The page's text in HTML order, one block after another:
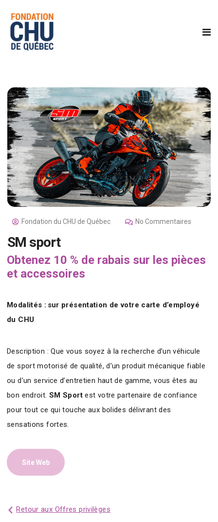
Fondation du CHU de Québec No Commentaires
SM sport
Obtenez 10 % de rabais sur les pièces
et accessoires
Modalités : sur présentation de votre carte d’employé
du CHU
Description : Que vous soyez à la recherche d’un véhicule
de sport motorisé de qualité, d’un produit mécanique fiable
ou d’un service d’entretien haut de gamme, vous êtes au
bon endroit. SM Sportest votre partenaire de confiance
pour tout ce qui touche aux bolides délivrant des
sensations fortes.
Site Web
Retour aux Offres privilèges